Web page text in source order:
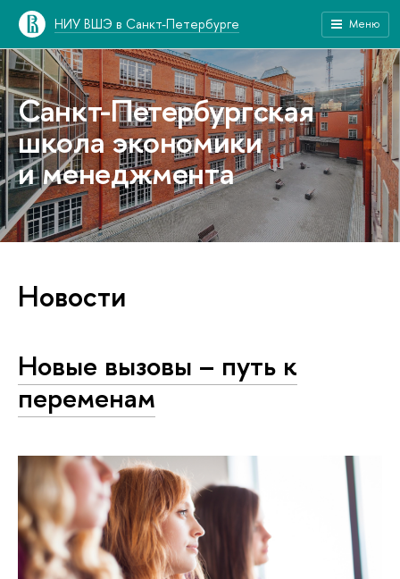
НИУ ВШЭ в Санкт-Петербурге Меню
Санкт-Петербургская
школа экономики
и менеджмента
Новости
Новые вызовы – путь к
переменам